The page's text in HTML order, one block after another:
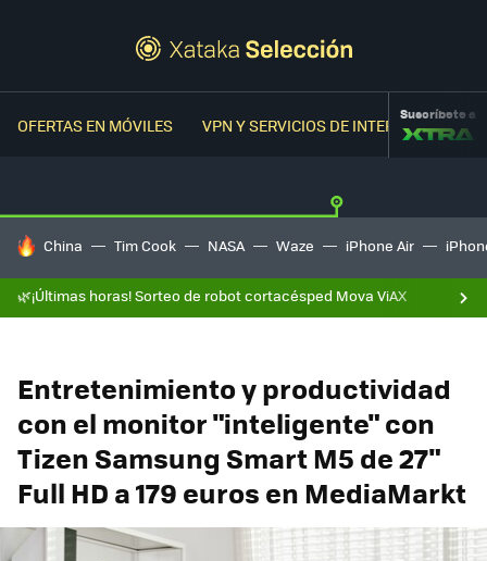
OFERTAS EN MÓVILES VPN Y SERVICIOS DE INTERNETSuscríbete a
HOY SE HABLA DE
China Tim Cook NASA Waze iPhone Air
🌿¡Últimas horas! Sorteo de robot cortacésped Mova ViAX
Entretenimiento y productividad
con el monitor "inteligente" con
Tizen Samsung Smart M5 de 27"
Full HD a 179 euros en MediaMarkt